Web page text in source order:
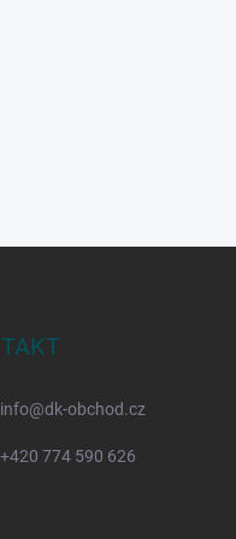
info@dk-obchod.cz
+420 774 590 626